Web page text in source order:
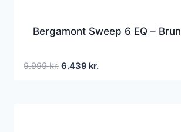
Bergamont Sweep 6 EQ – Brun
9.999kr. Den
6.439 kr.Den